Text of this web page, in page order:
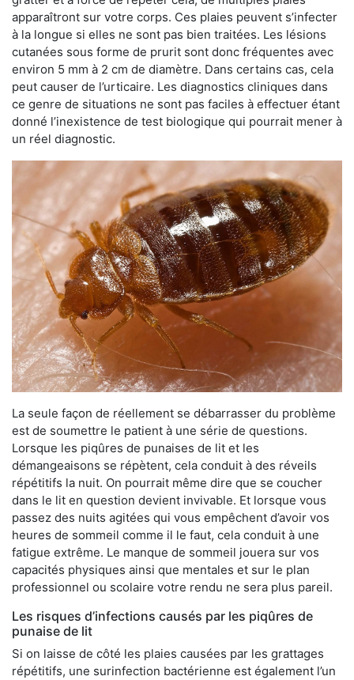
apparaîtront sur votre corps. Ces plaies peuvent s’infecter
à la longue si elles ne sont pas bien traitées. Les lésions
cutanées sous forme de prurit sont donc fréquentes avec
environ 5 mm à 2 cm de diamètre. Dans certains cas, cela
peut causer de l’urticaire. Les diagnostics cliniques dans
ce genre de situations ne sont pas faciles à effectuer étant
donné l’inexistence de test biologique qui pourrait mener à
un réel diagnostic.
La seule façon de réellement se débarrasser du problème
est de soumettre le patient à une série de questions.
Lorsque les piqûres de punaises de lit et les
démangeaisons se répètent, cela conduit à des réveils
répétitifs la nuit. On pourrait même dire que se coucher
dans le lit en question devient invivable. Et lorsque vous
passez des nuits agitées qui vous empêchent d’avoir vos
heures de sommeil comme il le faut, cela conduit à une
fatigue extrême. Le manque de sommeil jouera sur vos
capacités physiques ainsi que mentales et sur le plan
professionnel ou scolaire votre rendu ne sera plus pareil.
Les risques d’infections causés par les piqûres de
punaise de lit
Si on laisse de côté les plaies causées par les grattages
répétitifs, une surinfection bactérienne est également l’un